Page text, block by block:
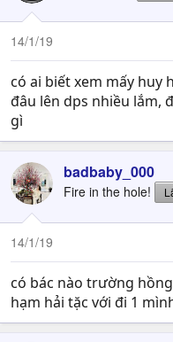
14/1/19
có ai biết xem mấy huy
đâu lên dps nhiều lắm,
gì
badbaby_000
Fire in the hole!
14/1/19
có bác nào trường
hạm hải tặc với đi 1